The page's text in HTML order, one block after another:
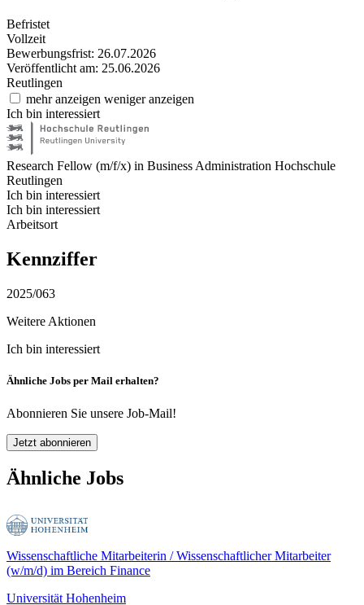
Befristet
Vollzeit
Bewerbungsfrist: 26.07.2026
Veröffentlicht am: 25.06.2026
Reutlingen
mehr anzeigen weniger anzeigen
Ich bin interessiert
Research Fellow (m/f/x) in Business Administration Hochschule
Reutlingen
Ich bin interessiert
Ich bin interessiert
Arbeitsort
Kennziffer
2025/063
Weitere Aktionen
Ich bin interessiert
Ähnliche Jobs per Mail erhalten?
Abonnieren Sie unsere Job-Mail!
Jetzt abonnieren
Ähnliche Jobs
Wissenschaftliche Mitarbeiterin / Wissenschaftlicher Mitarbeiter
(w/m/d) im Bereich Finance
Universität Hohenheim